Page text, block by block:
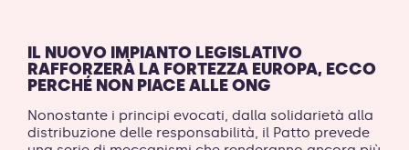
IL NUOVO IMPIANTO LEGISLATIVO
RAFFORZERÀ LA FORTEZZA EUROPA, ECCO
PERCHÉ NON PIACE ALLE ONG
Nonostante i principi evocati, dalla solidarietà alla
distribuzione delle responsabilità, il Patto prevede